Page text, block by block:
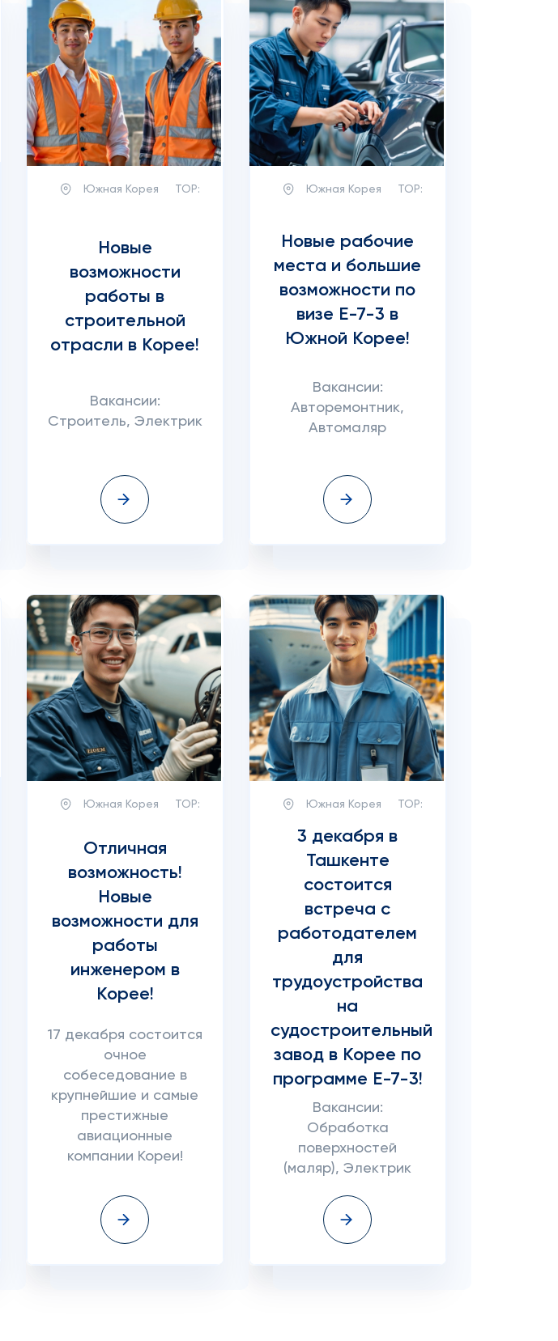
Южная Корея TOP:
Новые
возможности
работы в
строительной
отрасли в Корее!
Вакансии:
Строитель, Электрик
Южная Корея TOP:
Новые рабочие
места и большие
возможности по
визе E-7-3 в
Южной Корее!
Вакансии:
Авторемонтник,
Автомаляр
Южная Корея TOP:
Отличная
возможность!
Новые
возможности для
работы
инженером в
Корее!
17 декабря состоится
очное
собеседование в
крупнейшие и самые
престижные
авиационные
компании Кореи!
Южная Корея TOP:
3 декабря в
Ташкенте
состоится
встреча с
работодателем
для
трудоустройства
на
судостроительный
завод в Корее по
программе E-7-3!
Вакансии:
Обработка
поверхностей
(маляр), Электрик